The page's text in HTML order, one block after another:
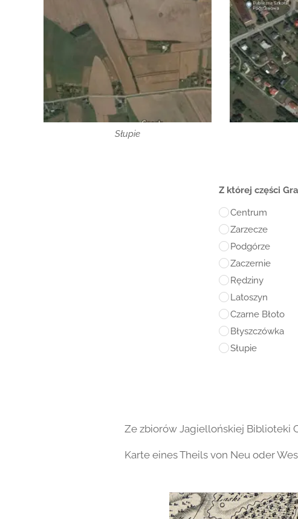
Słupie
Z której części
Centrum
Zarzecze
Podgórze
Zaczernie
Rędziny
Latoszyn
Czarne Błoto
Błyszczówka
Słupie
Ze zbiorów Jagiellońskiej Biblioteki
Karte eines Theils von Neu oder